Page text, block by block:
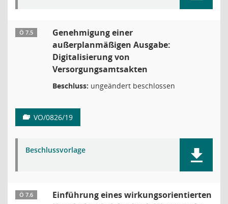
Ö 7.5
Genehmigung einer
außerplanmäßigen Ausgabe:
Digitalisierung von
Versorgungsamtsakten
Beschluss: ungeändert beschlossen
VO/0826/19
Beschlussvorlage
Ö 7.6
Einführung eines wirkungsorientierten